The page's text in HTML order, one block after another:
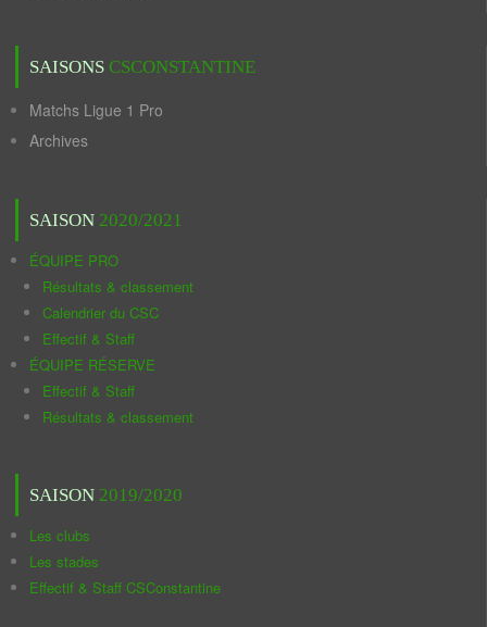
SAISONS CSCONSTANTINE
Matchs Ligue 1 Pro
Archives
SAISON 2020/2021
ÉQUIPE PRO
Résultats & classement
Calendrier du CSC
Effectif & Staff
ÉQUIPE RÉSERVE
Effectif & Staff
Résultats & classement
SAISON 2019/2020
Les clubs
Les stades
Effectif & Staff CSConstantine